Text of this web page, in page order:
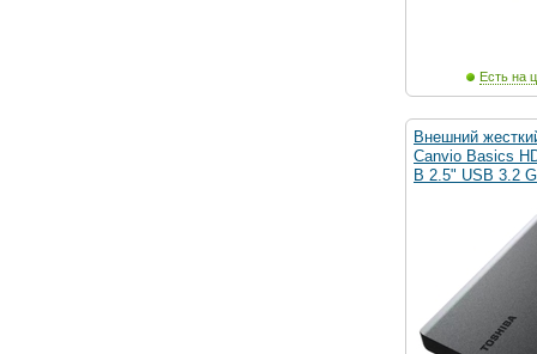
Есть на
Внешний
Canvio Basics
B 2.5" USB 3.2